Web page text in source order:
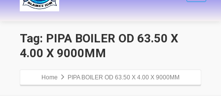
Tag: PIPA BOILER OD 63.50 X
4.00 X 9000MM
Home PIPA BOILER OD 63.50 X 4.00 X 9000MM